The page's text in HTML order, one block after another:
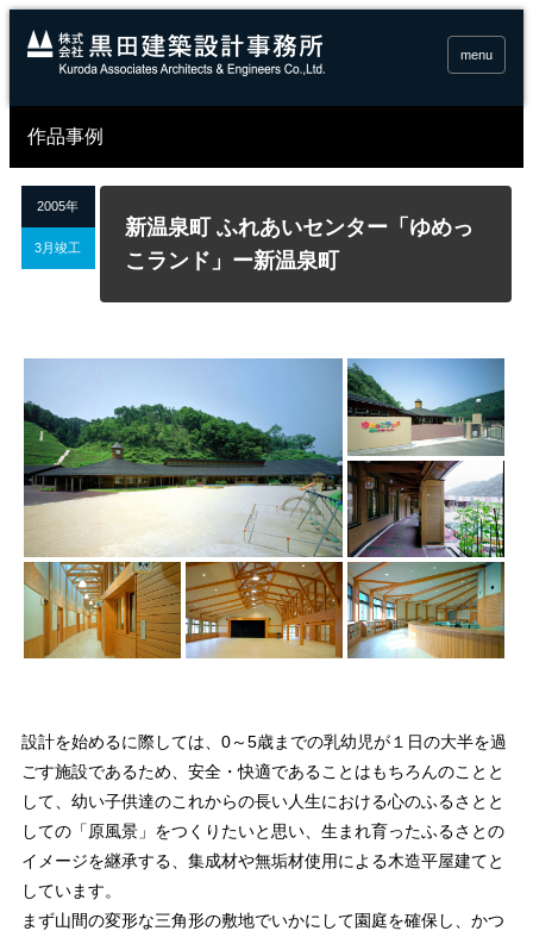
menu
作品事例
2005年
3月竣工
新温泉町 ふれあいセンター「ゆめっ
こランド」ー新温泉町
設計を始めるに際しては、0～5歳までの乳幼児が１日の大半を過
ごす施設であるため、安全・快適であることはもちろんのことと
して、幼い子供達のこれからの長い人生における心のふるさとと
しての「原風景」をつくりたいと思い、生まれ育ったふるさとの
イメージを継承する、集成材や無垢材使用による木造平屋建てと
しています。
まず山間の変形な三角形の敷地でいかにして園庭を確保し、かつ